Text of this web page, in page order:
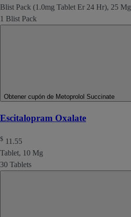
Blist Pack (1.0mg Tablet Er 24 Hr), 25 Mg
1 Blist Pack
Obtener cupón de Metoprolol Succinate
Escitalopram Oxalate
$ 11.55
Tablet, 10 Mg
30 Tablets